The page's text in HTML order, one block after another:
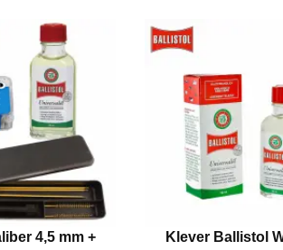
4,5 mm +
Klever Ballistol